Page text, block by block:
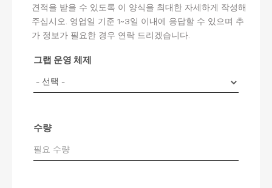
견적을 받을 수 있도록 이 양식을 최대한 자세하게 작성해
주십시오. 영업일 기준 1~3일 이내에 응답할 수 있으며 추
가 정보가 필요한 경우 연락 드리겠습니다.
그랩 운영 체제
수량